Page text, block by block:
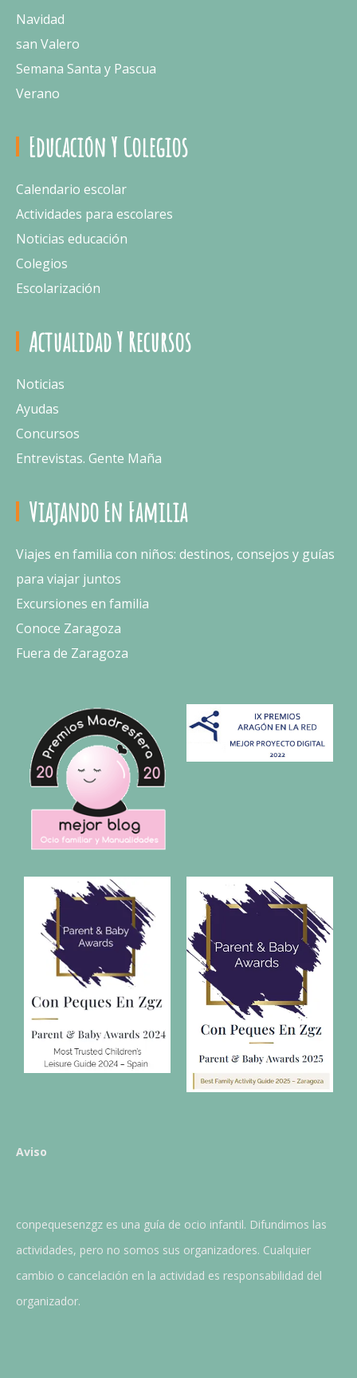
Navidad
san Valero
Semana Santa y Pascua
Verano
Educación Y Colegios
Calendario escolar
Actividades para escolares
Noticias educación
Colegios
Escolarización
Actualidad Y Recursos
Noticias
Ayudas
Concursos
Entrevistas. Gente Maña
Viajando En Familia
Viajes en familia con niños: destinos, consejos y guías
para viajar juntos
Excursiones en familia
Conoce Zaragoza
Fuera de Zaragoza
Aviso
conpequesenzgz es una guía de ocio infantil. Difundimos las
actividades, pero no somos sus organizadores. Cualquier
cambio o cancelación en la actividad es responsabilidad del
organizador.